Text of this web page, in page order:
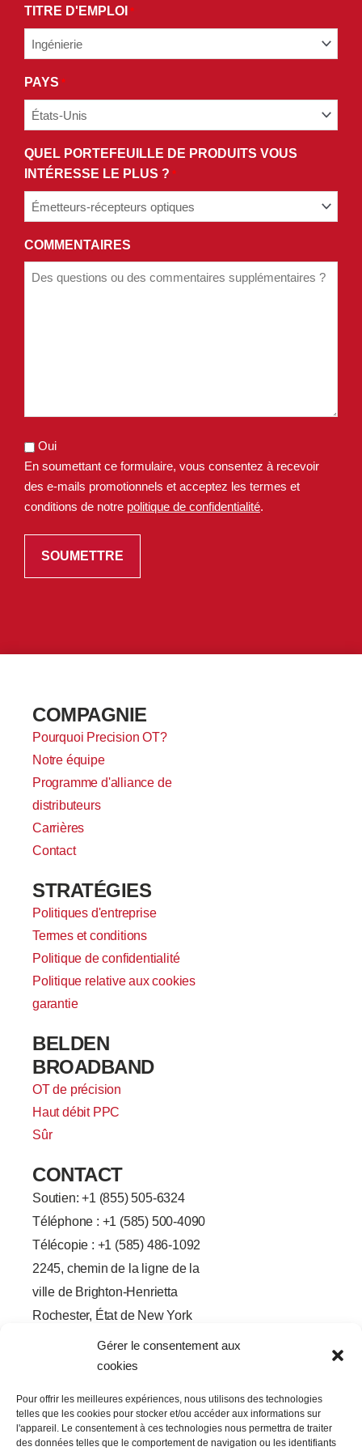
Gérer le consentement aux
cookies
Pour offrir les meilleures expériences, nous utilisons des technologies
telles que les cookies pour stocker et/ou accéder aux informations sur
l'appareil. Le consentement à ces technologies nous permettra de traiter
des données telles que le comportement de navigation ou les identifiants
TITRE D'EMPLOI *
PAYS *
QUEL PORTEFEUILLE DE PRODUITS VOUS
INTÉRESSE LE PLUS ? *
COMMENTAIRES
POLITIQUE
DE
CONFIDENTIALITÉ.
Oui
En soumettant ce formulaire, vous consentez à recevoir
des e-mails promotionnels et acceptez les termes et
conditions de notre politique de confidentialité.
COMPAGNIE
Pourquoi Precision OT?
Notre équipe
Programme d'alliance de
distributeurs
Carrières
Contact
STRATÉGIES
Politiques d'entreprise
Termes et conditions
Politique de confidentialité
Politique relative aux cookies
garantie
BELDEN
BROADBAND
OT de précision
Haut débit PPC
Sûr
CONTACT
Soutien: +1 (855) 505-6324
Téléphone : +1 (585) 500-4090
Télécopie : +1 (585) 486-1092
2245, chemin de la ligne de la
ville de Brighton-Henrietta
Rochester, État de New York
e
b
o
o
k
e
d
I
n
w
t
e
r
t
u
b
e